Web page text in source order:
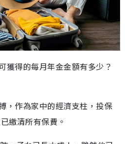
獲得的每月年金金額有多少？
，作為家中的經濟支柱，投保
繳清所有保費。